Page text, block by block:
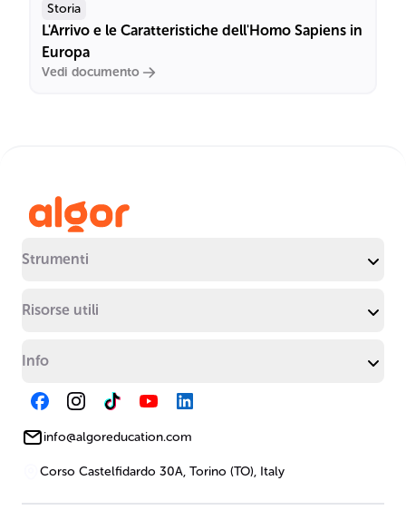
Storia
L'Arrivo e le Caratteristiche dell'Homo Sapiens in
Europa
Vedi documento
Strumenti
Risorse utili
Info
info@algoreducation.com
Corso Castelfidardo 30A, Torino (TO), Italy